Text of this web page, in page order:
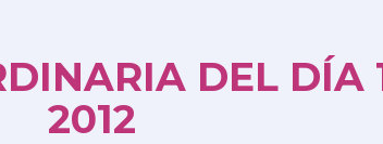
DEL DÍA
2012